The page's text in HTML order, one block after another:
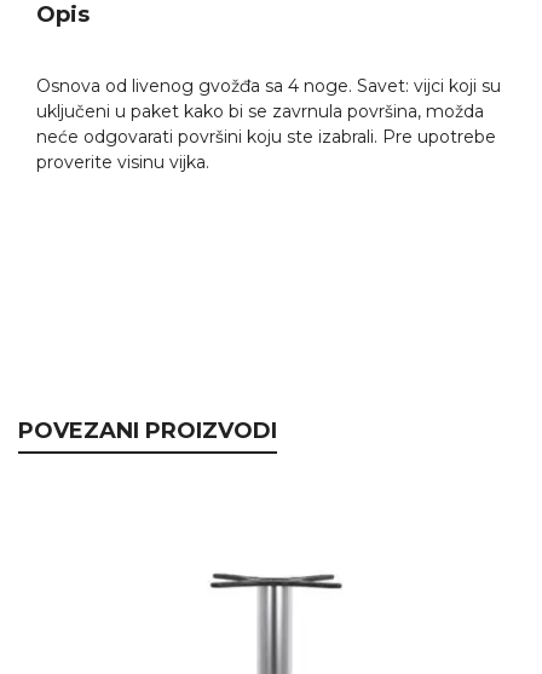
Opis
Osnova od livenog gvožđa sa 4 noge. Savet: vijci koji su
uključeni u paket kako bi se zavrnula površina, možda
neće odgovarati površini koju ste izabrali. Pre upotrebe
proverite visinu vijka.
POVEZANI PROIZVODI